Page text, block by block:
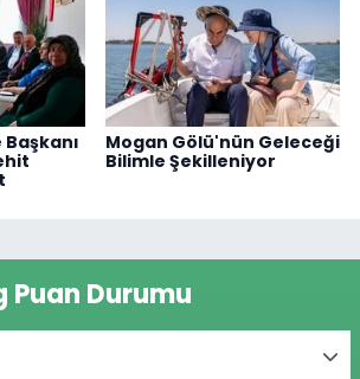
Mogan Gölü'nün Geleceği
Bilimle Şekilleniyor
Puan Durumu